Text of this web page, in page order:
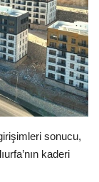
sonucu,
kaderi